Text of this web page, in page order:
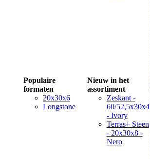
Populaire
formaten
20x30x6
Longstone
Nieuw in het
assortiment
Zeskant -
60/52,5x30x4
- Ivory
Terras+ Steen
- 20x30x8 -
Nero